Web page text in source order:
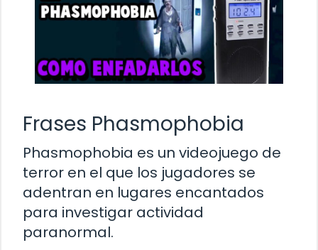
Frases Phasmophobia
Phasmophobia es un videojuego de
terror en el que los jugadores se
adentran en lugares encantados
para investigar actividad
paranormal.